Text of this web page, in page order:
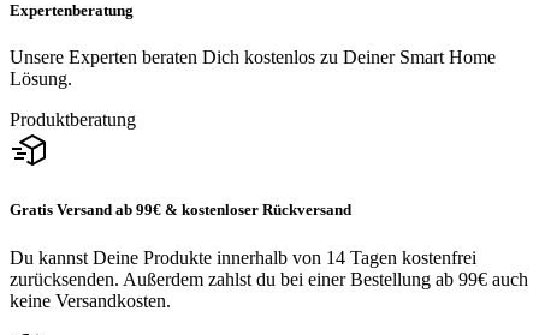
Expertenberatung
Unsere Experten beraten Dich kostenlos zu Deiner Smart Home
Lösung.
Produktberatung
Gratis Versand ab 99€ & kostenloser Rückversand
Du kannst Deine Produkte innerhalb von 14 Tagen kostenfrei
zurücksenden. Außerdem zahlst du bei einer Bestellung ab 99€ auch
keine Versandkosten.